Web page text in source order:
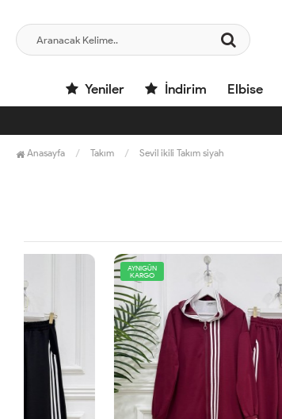
Yeniler İndirim Elbise
Anasayfa Takım Sevil ikili Takım siyah